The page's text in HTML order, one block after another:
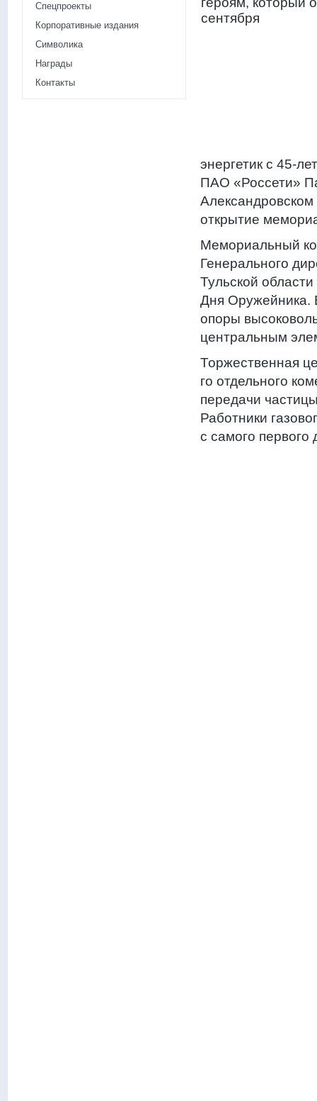
Спецпроекты
Корпоративные издания
Символика
Награды
Контакты
энергетик с 45-
ПАО «Россети»
Александровском
открытие
Мемориальный
Генерального
Тульской
Дня Оружейника.
опоры
центральным
Торжественная
го отдельного
передачи
Работники
с самого первого